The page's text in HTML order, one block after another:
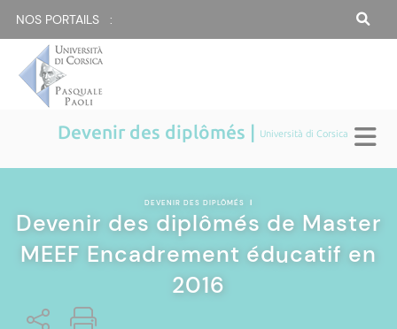
NOS PORTAILS :
Devenir des diplômés | Università di Corsica
DEVENIR DES DIPLÔMÉS |
Devenir des diplômés de Master
MEEF Encadrement éducatif en
2016